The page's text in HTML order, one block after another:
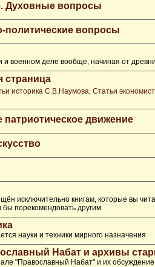
Духовные вопросы
политические вопросы
и военном деле вообще, начиная от
страница
историка С.В.Наумова, Статьи
движение
исключительно книгам, которые вы
порекомендовать другим.
науки и техники мирного назначения
Набат и архивы
"Православный Набат" и их обсуждение